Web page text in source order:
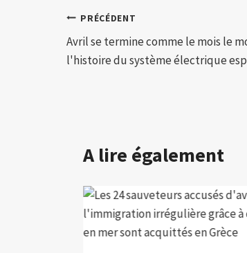
Navigation
de
PRÉCÉDENT
Avril se termine comme le mois le
l'histoire du système électrique
A lire également